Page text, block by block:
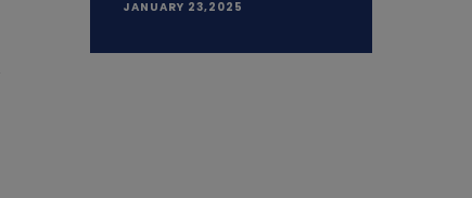
JANUARY 23,2025